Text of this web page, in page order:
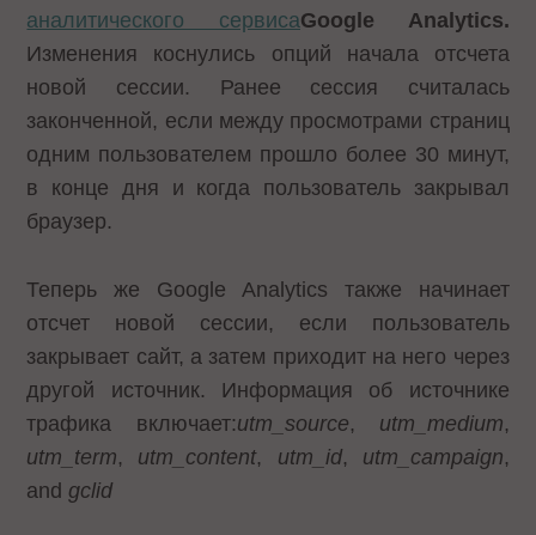
аналитического сервисаGoogle Analytics.
Изменения коснулись опций начала отсчета
новой сессии. Ранее сессия считалась
законченной, если между просмотрами страниц
одним пользователем прошло более 30 минут,
в конце дня и когда пользователь закрывал
браузер.
Теперь же Google Analytics также начинает
отсчет новой сессии, если пользователь
закрывает сайт, а затем приходит на него через
другой источник. Информация об источнике
трафика включает:utm_source, utm_medium,
utm_term, utm_content, utm_id, utm_campaign,
and gclid